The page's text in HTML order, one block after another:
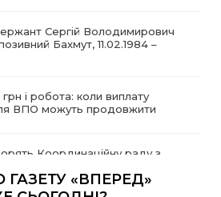
Сергій Володимирович
Бахмут, 11.02.1984 –
і робота: коли виплату
ВПО можуть продовжити
Координаційну раду з
«ВПЕРЕД»